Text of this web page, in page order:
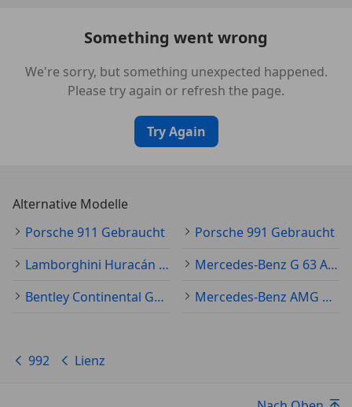
Something went wrong
We're sorry, but something unexpected happened.
Please try again or refresh the page.
Try Again
Alternative Modelle
Porsche 911 Gebraucht
Porsche 991 Gebraucht
Lamborghini Huracán Gebraucht
Mercedes-Benz G 63 AMG Gebraucht
Bentley Continental Gebraucht
Mercedes-Benz AMG GT Gebraucht
992 Lienz